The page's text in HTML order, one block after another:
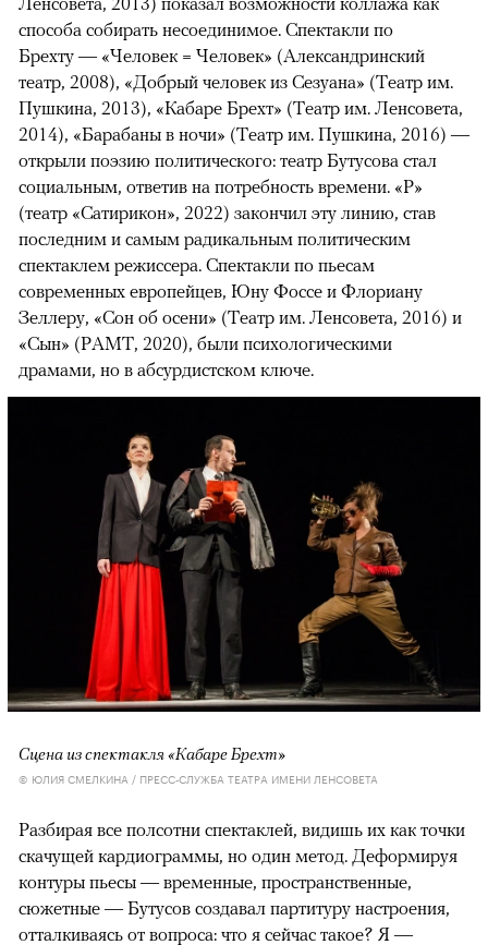
способа собирать несоединимое. Спектакли по
Брехту — «Человек = Человек» (Александринский
театр, 2008), «Добрый человек из Сезуана» (Театр им.
Пушкина, 2013), «Кабаре Брехт» (Театр им. Ленсовета,
2014), «Барабаны в ночи» (Театр им. Пушкина, 2016) —
открыли поэзию политического: театр Бутусова стал
социальным, ответив на потребность времени. «Р»
(театр «Сатирикон», 2022) закончил эту линию, став
последним и самым радикальным политическим
спектаклем режиссера. Спектакли по пьесам
современных европейцев, Юну Фоссе и Флориану
Зеллеру, «Сон об осени» (Театр им. Ленсовета, 2016) и
«Сын» (РАМТ, 2020), были психологическими
драмами, но в абсурдистском ключе.
Сцена из спектакля «Кабаре Брехт»
© ЮЛИЯ СМЕЛКИНА / ПРЕСС-СЛУЖБА ТЕАТРА ИМЕНИ ЛЕНСОВЕТА
Разбирая все полсотни спектаклей, видишь их как точки
скачущей кардиограммы, но один метод. Деформируя
контуры пьесы — временные, пространственные,
сюжетные — Бутусов создавал партитуру настроения,
отталкиваясь от вопроса: что я сейчас такое? Я —